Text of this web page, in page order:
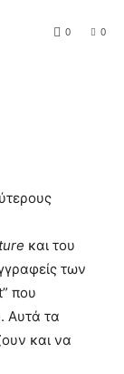
0
0
και του
των
που
Αυτά τα
και να